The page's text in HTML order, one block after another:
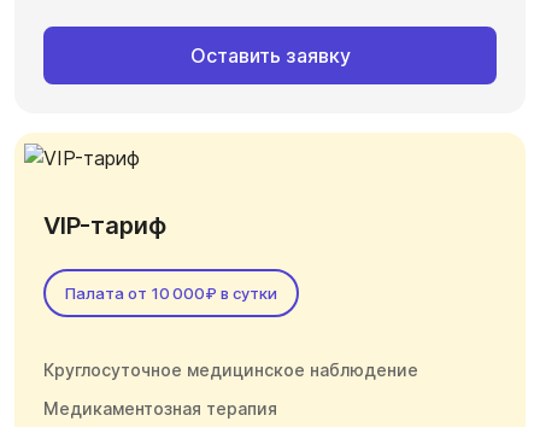
Оставить заявку
VIP-тариф
Палата от 10 000₽ в сутки
Круглосуточное медицинское наблюдение
Медикаментозная терапия